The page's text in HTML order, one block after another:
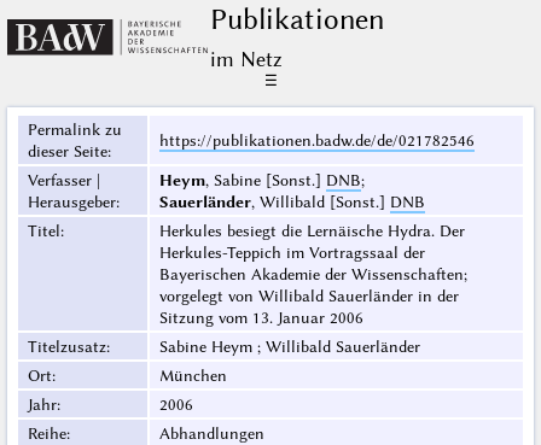
Publikationen
im Netz
☰
Permalink zu
dieser Seite:
https://publikationen.badw.de/de/021782546
Verfasser |
Herausgeber:
Heym, Sabine [Sonst.] DNB;
Sauerländer, Willibald [Sonst.] DNB
Titel:
Herkules besiegt die Lernäische Hydra. Der
Herkules-Teppich im Vortragssaal der
Bayerischen Akademie der Wissenschaften;
vorgelegt von Willibald Sauerländer in der
Sitzung vom 13. Januar 2006
Titelzusatz:
Sabine Heym ; Willibald Sauerländer
Ort:
München
Jahr:
2006
Reihe:
Abhandlungen